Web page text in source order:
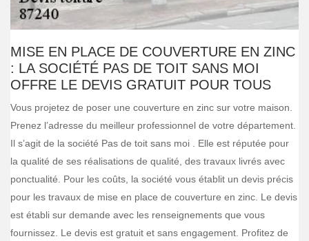
MISE EN PLACE DE COUVERTURE EN ZINC
: LA SOCIÉTÉ PAS DE TOIT SANS MOI
OFFRE LE DEVIS GRATUIT POUR TOUS
Vous projetez de poser une couverture en zinc sur votre maison.
Prenez l’adresse du meilleur professionnel de votre département.
Il s’agit de la société Pas de toit sans moi . Elle est réputée pour
la qualité de ses réalisations de qualité, des travaux livrés avec
ponctualité. Pour les coûts, la société vous établit un devis précis
pour les travaux de mise en place de couverture en zinc. Le devis
est établi sur demande avec les renseignements que vous
fournissez. Le devis est gratuit et sans engagement. Profitez de